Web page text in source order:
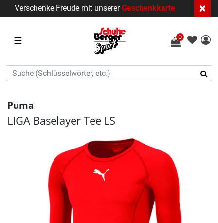
Verschenke Freude mit unsererGeschenkkarte ×
☰ 0
Puma
LIGA Baselayer Tee LS